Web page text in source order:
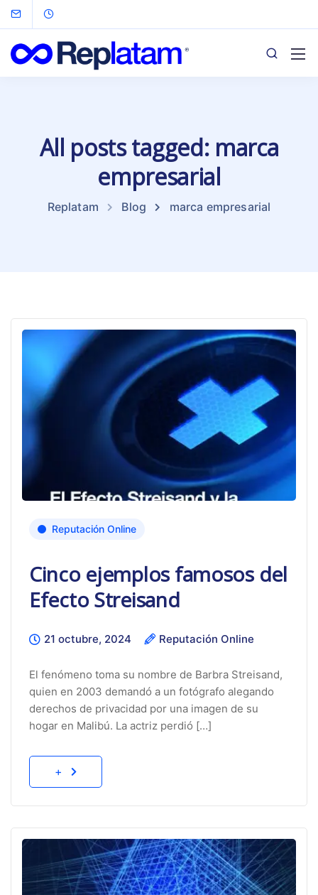
All posts tagged: marca
empresarial
Replatam Blog marca empresarial
Reputación Online
Cinco ejemplos famosos del
Efecto Streisand
21 octubre, 2024 Reputación Online
El fenómeno toma su nombre de Barbra Streisand,
quien en 2003 demandó a un fotógrafo alegando
derechos de privacidad por una imagen de su
hogar en Malibú. La actriz perdió […]
+